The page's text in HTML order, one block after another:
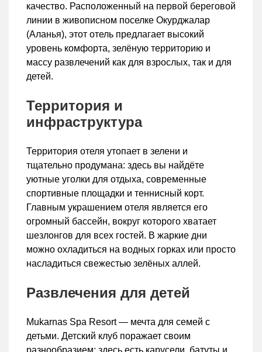
качество. Расположенный на первой береговой
линии в живописном поселке Окурджалар
(Аланья), этот отель предлагает высокий
уровень комфорта, зелёную территорию и
массу развлечений как для взрослых, так и для
детей.
Территория и
инфраструктура
Территория отеля утопает в зелени и
тщательно продумана: здесь вы найдёте
уютные уголки для отдыха, современные
спортивные площадки и теннисный корт.
Главным украшением отеля является его
огромный бассейн, вокруг которого хватает
шезлонгов для всех гостей. В жаркие дни
можно охладиться на водных горках или просто
насладиться свежестью зелёных аллей.
Развлечения для детей
Mukarnas Spa Resort — мечта для семей с
детьми. Детский клуб поражает своим
разнообразием: здесь есть карусели, батуты и